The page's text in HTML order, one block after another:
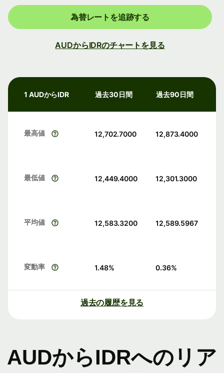
為替レートを追跡する
AUDからIDRのチャートを見る
1 AUDからIDR 過去30日間 過去90日間
最高値 12,702.7000 12,873.4000
最低値 12,449.4000 12,301.3000
平均値 12,583.3200 12,589.5967
変動率 1.48% 0.36%
過去の履歴を見る
AUDからIDRへのリア